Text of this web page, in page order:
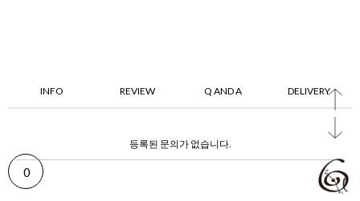
0
INFO REVIEW Q AND A DELIVERY
등록된 문의가 없습니다.